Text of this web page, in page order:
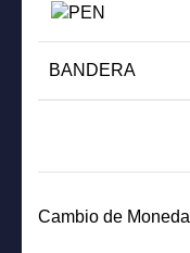
BANDERA
Cambio de Moneda